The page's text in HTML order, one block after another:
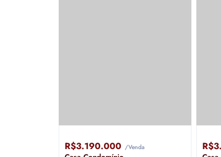
R$3.190.000 /Venda